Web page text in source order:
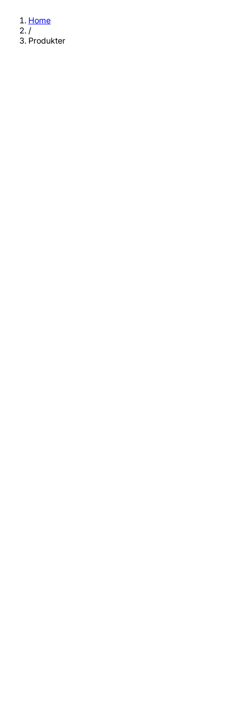
Home
/
Produkter